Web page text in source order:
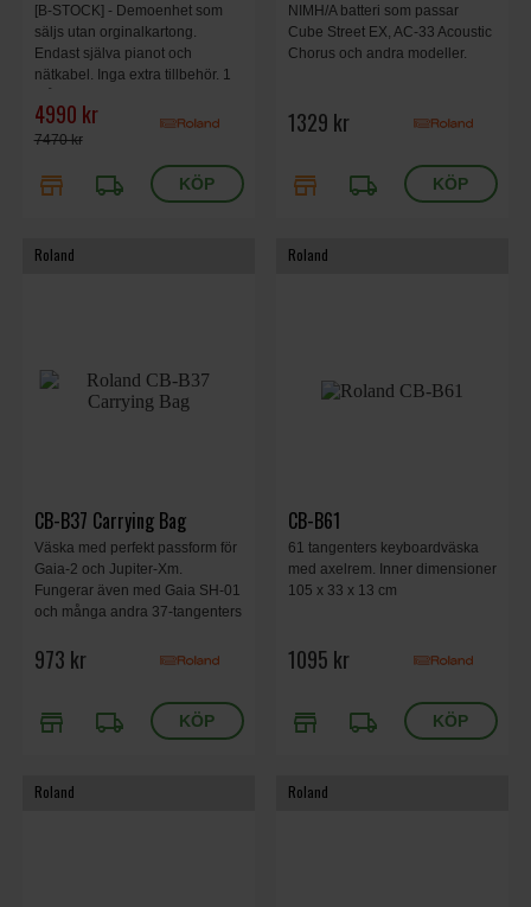
[B-STOCK] - Demoenhet som
säljs utan orginalkartong.
Endast själva pianot och
nätkabel. Inga extra tillbehör. 1
befintligt skick.
4990 kr
7470 kr
store local_shipping
NIMH/A batteri som passar
Cube Street EX, AC-33 Acoustic
Chorus och andra modeller.
1329 kr
store local_shipping
Roland
CB-B37 Carrying Bag
Väska med perfekt passform för
Gaia-2 och Jupiter-Xm.
Fungerar även med Gaia SH-01
och många andra 37-tangenters
973 kr
store local_shipping
Roland
CB-B61
61 tangenters keyboardväska
med axelrem. Inner dimensioner
105 x 33 x 13 cm
1095 kr
store local_shipping
Roland Roland